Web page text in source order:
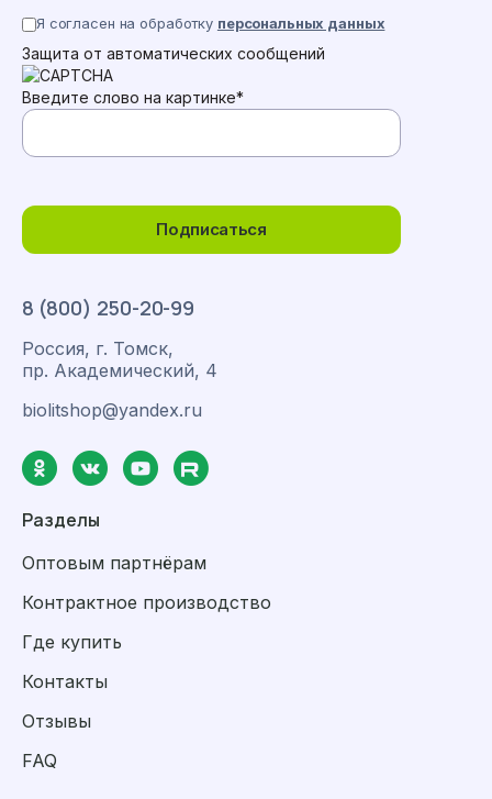
8 (800) 250-20-99
Россия, г. Томск,
пр. Академический, 4
biolitshop@yandex.ru
Разделы
Оптовым партнёрам
Контрактное производство
Где купить
Контакты
Отзывы
FAQ
Подписаться
Я согласен на обработку персональных данных
Защита от автоматических сообщений
Введите слово на картинке*